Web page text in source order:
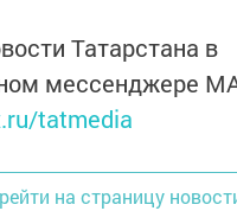
Татарстана в
мессенджере
tatmedia
на страницу